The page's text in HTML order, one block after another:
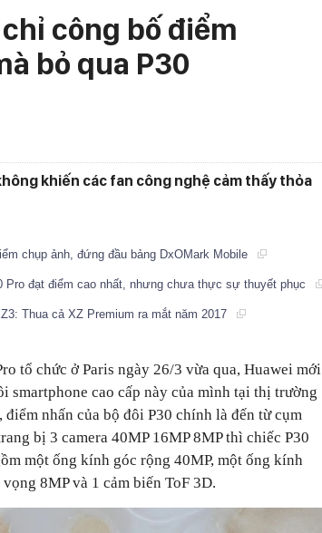
công bố điểm
bỏ qua P30
khiến các fan công nghệ cảm thấy thỏa
chụp ảnh, đứng đầu bảng DxOMark Mobile
Pro đạt điểm cao nhất, nhưng chưa thực sự thuyết phục
Thua cả XZ Premium ra mắt năm 2017
tổ chức ở Paris ngày 26/3 vừa qua, Huawei mới
smartphone cao cấp này của mình tại thị trường
nhấn của bộ đôi P30 chính là đến từ cụm
bị 3 camera 40MP 16MP 8MP thì chiếc P30
một ống kính góc rộng 40MP, một ống kính
8MP và 1 cảm biến ToF 3D.